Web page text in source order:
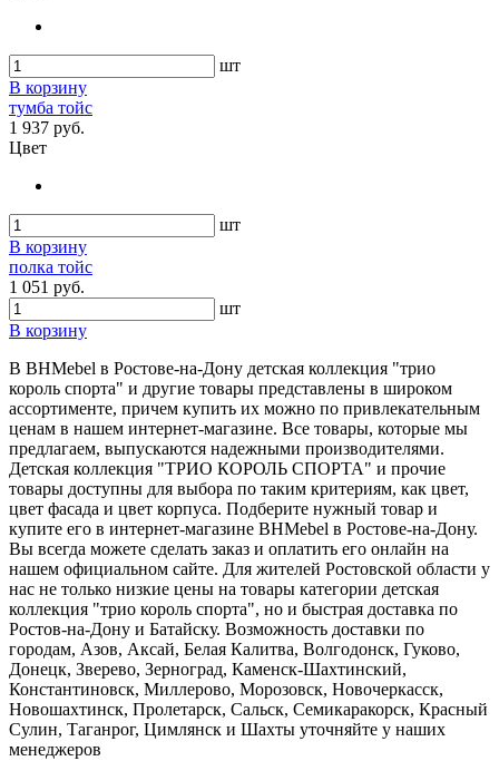
шт
В корзину
тумба тойс
1 937 руб.
Цвет
шт
В корзину
полка тойс
1 051 руб.
шт
В корзину
В BHMebel в Ростове-на-Дону детская коллекция "трио
король спорта" и другие товары представлены в широком
ассортименте, причем купить их можно по привлекательным
ценам в нашем интернет-магазине. Все товары, которые мы
предлагаем, выпускаются надежными производителями.
Детская коллекция "ТРИО КОРОЛЬ СПОРТА" и прочие
товары доступны для выбора по таким критериям, как цвет,
цвет фасада и цвет корпуса. Подберите нужный товар и
купите его в интернет-магазине BHMebel в Ростове-на-Дону.
Вы всегда можете сделать заказ и оплатить его онлайн на
нашем официальном сайте. Для жителей Ростовской области у
нас не только низкие цены на товары категории детская
коллекция "трио король спорта", но и быстрая доставка по
Ростов-на-Дону и Батайску. Возможность доставки по
городам, Азов, Аксай, Белая Калитва, Волгодонск, Гуково,
Донецк, Зверево, Зерноград, Каменск-Шахтинский,
Константиновск, Миллерово, Морозовск, Новочеркасск,
Новошахтинск, Пролетарск, Сальск, Семикаракорск, Красный
Сулин, Таганрог, Цимлянск и Шахты уточняйте у наших
менеджеров